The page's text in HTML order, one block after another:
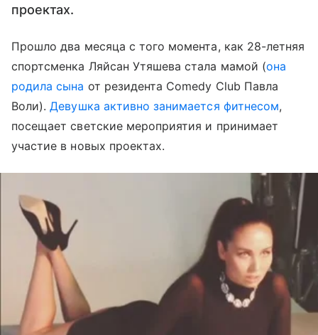
проектах.
Прошло два месяца с того момента, как 28-летняя
спортсменка Ляйсан Утяшева стала мамой (она
родила сына от резидента Comedy Club Павла
Воли).Девушка активно занимается фитнесом,
посещает светские мероприятия и принимает
участие в новых проектах.